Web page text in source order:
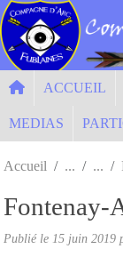
ACCUEIL
MEDIAS
Accueil
Fontenay-
Publié le 15 juin 2019
Panneau de gestion